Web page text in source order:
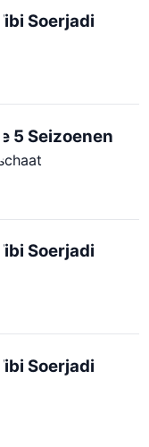
Soerjadi
5 Seizoenen
Soerjadi
Soerjadi